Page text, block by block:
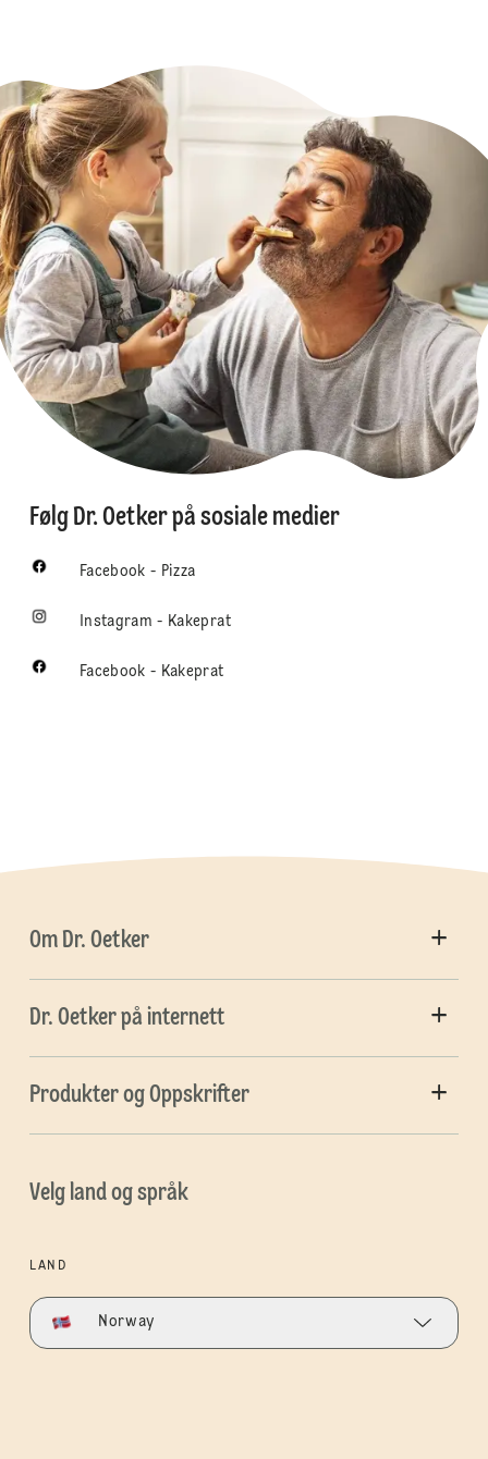
Følg Dr. Oetker på sosiale medier
Facebook - Pizza
Instagram - Kakeprat
Facebook - Kakeprat
Om Dr. Oetker
Dr. Oetker på internett
Produkter og Oppskrifter
Velg land og språk
LAND
Norway